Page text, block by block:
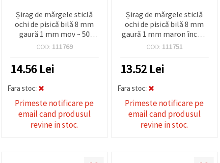
Șirag de mărgele sticlă
ochi de pisică bilă 8 mm
gaură 1 mm mov ~ 50
bucăți
COD: 111769
14.56 Lei
Fara stoc:
Primeste notificare pe
email cand produsul
revine in stoc.
Șirag de mărgele sticlă
ochi de pisică bilă 8 mm
gaură 1 mm maron închis
~ 50 bucăți
COD: 111751
13.52 Lei
Fara stoc:
Primeste notificare pe
email cand produsul
revine in stoc.